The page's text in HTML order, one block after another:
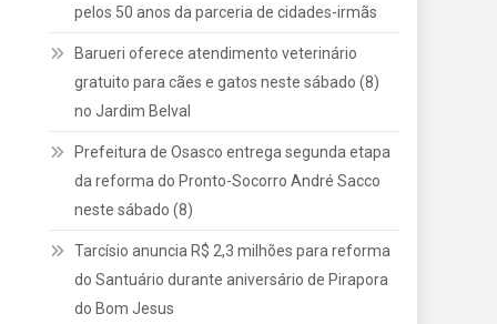
pelos 50 anos da parceria de cidades-irmãs
Barueri oferece atendimento veterinário
gratuito para cães e gatos neste sábado (8)
no Jardim Belval
Prefeitura de Osasco entrega segunda etapa
da reforma do Pronto-Socorro André Sacco
neste sábado (8)
Tarcísio anuncia R$ 2,3 milhões para reforma
do Santuário durante aniversário de Pirapora
do Bom Jesus